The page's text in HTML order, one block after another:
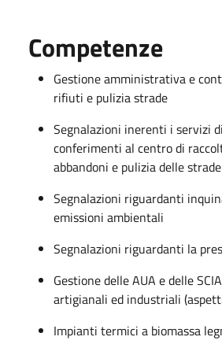
Competenze
Gestione amministrativa e
rifiuti e pulizia strade
Segnalazioni inerenti i servizi
conferimenti al centro di
abbandoni e pulizia delle strade
Segnalazioni riguardanti
emissioni ambientali
Segnalazioni riguardanti la
Gestione delle AUA e delle
artigianali ed industriali
Impianti termici a biomassa